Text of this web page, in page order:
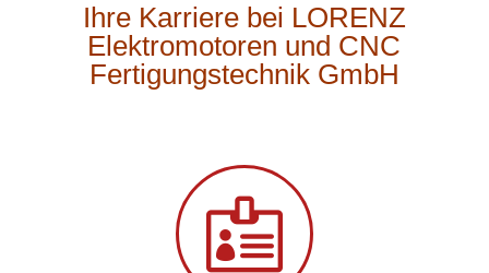
Ihre Karriere bei LORENZ
Elektromotoren und CNC
Fertigungstechnik GmbH
